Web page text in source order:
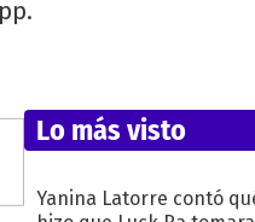
Lo más visto
Yanina Latorre contó